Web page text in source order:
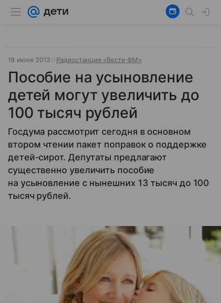
18 июня 2013 Радиостанция «Вести ФМ»
Пособие на усыновление
детей могут увеличить до
100 тысяч рублей
Госдума рассмотрит сегодня в основном
втором чтении пакет поправок о поддержке
детей-сирот. Депутаты предлагают
существенно увеличить пособие
на усыновление с нынешних 13 тысяч до 100
тысяч рублей.